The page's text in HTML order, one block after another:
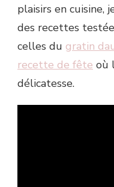
plaisirs en cuisine,
des recettes
celles du gratin
recette de fête où
délicatesse.